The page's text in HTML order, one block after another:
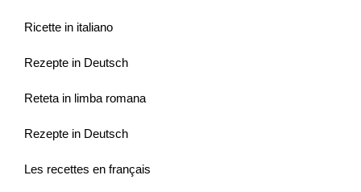
Ricette in italiano
Rezepte in Deutsch
Reteta in limba romana
Rezepte in Deutsch
Les recettes en français